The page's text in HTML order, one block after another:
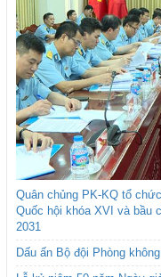
Quân chủng PK-KQ tổ
Quốc hội khóa XVI và bầu
2031
Dấu ấn Bộ đội Phòng